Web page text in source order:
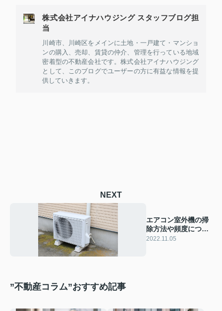
株式会社アイナハウジング スタッフブログ担
当
川崎市、川崎区をメインに土地・一戸建て・マンショ
ンの購入、売却、賃貸の仲介、管理を行っている地域
密着型の不動産会社です。株式会社アイナハウジング
として、このブログでユーザーの方に有益な情報を提
供していきます。
NEXT
エアコン室外機の掃
除方法や頻度につい
てご紹介
2022.11.05
”不動産コラム”おすすめ記事